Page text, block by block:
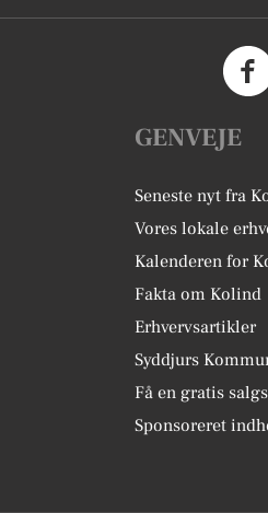
GENVEJE
Seneste nyt fra
Vores lokale
Kalenderen for
Fakta om Kolind
Erhvervsartikler
Syddjurs
Få en gratis
Sponsoreret